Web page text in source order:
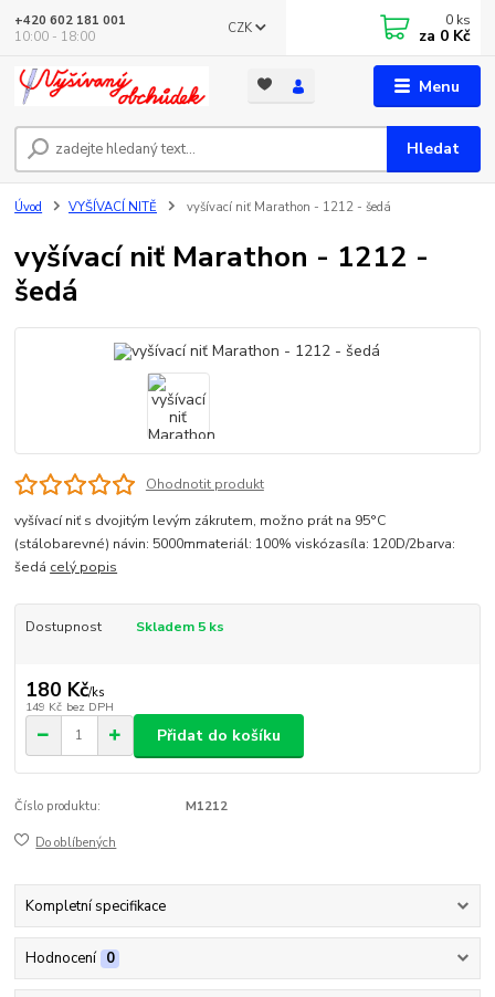
Menu
CZK
Hledat
+420 602 181 001
10:00 - 18:00
0 ks
za 0 Kč
Úvod VYŠÍVACÍ NITĚ vyšívací niť Marathon - 1212 - šedá
vyšívací niť Marathon - 1212 -
šedá
Ohodnotit produkt
vyšívací niť s dvojitým levým zákrutem, možno prát na 95°C
(stálobarevné) návin: 5000mmateriál: 100% viskózasíla: 120D/2barva:
šedá celý popis
Dostupnost Skladem 5 ks
180 Kč/ks
149 Kč bez DPH
Přidat do košíku
Číslo produktu: M1212
Do oblíbených
Kompletní specifikace
Hodnocení 0